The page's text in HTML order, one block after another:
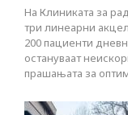
На Клиниката за
три линеарни
200 пациенти
остануваат
прашањата за